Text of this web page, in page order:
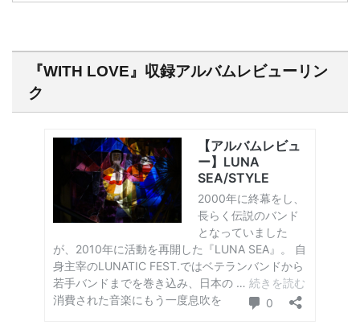
『WITH LOVE』収録アルバムレビューリン
ク